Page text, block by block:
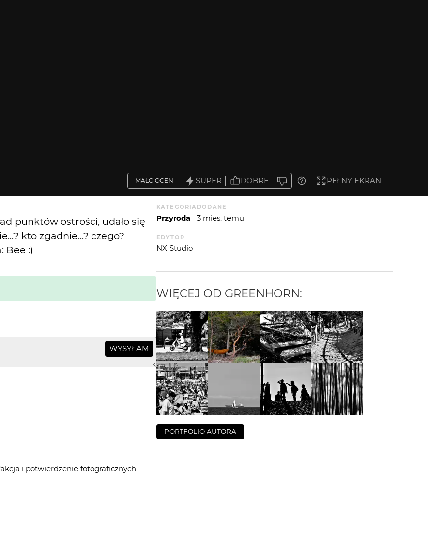
MAŁO OCEN SUPER DOBRE PEŁNY EKRAN
punktów ostrości, udało się
kto zgadnie...? czego?
Bee :)
WYSYŁAM
i potwierdzenie fotograficznych
KATEGORIA
Przyroda
DODANE
3 mies. temu
EDYTOR
NX Studio
WIĘCEJ OD GREENHORN:
PORTFOLIO AUTORA